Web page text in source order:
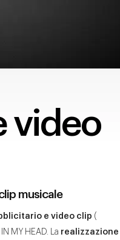
video
musicale
e video clip (
MY HEAD. La realizzazione